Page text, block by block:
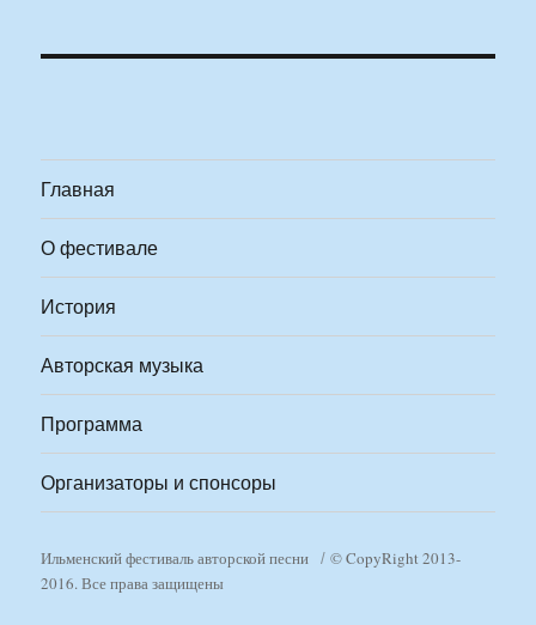
Главная
О фестивале
История
Авторская музыка
Программа
Организаторы и спонсоры
Ильменский фестиваль авторской песни
© CopyRight 2013-
2016. Все права защищены